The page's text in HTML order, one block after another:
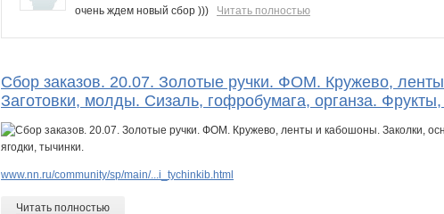
очень ждем новый сбор ))) Читать полностью
Сбор заказов. 20.07. Золотые ручки. ФОМ. Кружево,
Заготовки, молды. Сизаль, гофробумага, органза. Фрукты,
www.nn.ru/community/sp/main/...i_tychinkib.html
Читать полностью